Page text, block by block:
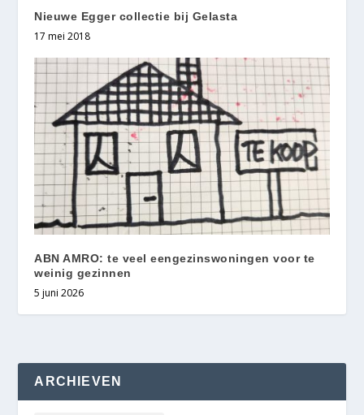
Nieuwe Egger collectie bij Gelasta
17 mei 2018
ABN AMRO: te veel eengezinswoningen voor te
weinig gezinnen
5 juni 2026
ARCHIEVEN